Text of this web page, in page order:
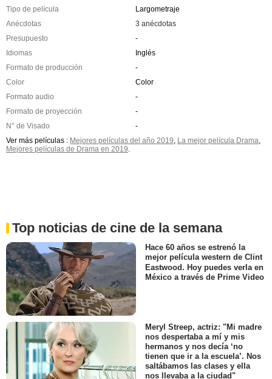
Tipo de película
Largometraje
Anécdotas
3 anécdotas
Presupuesto
-
Idiomas
Inglés
Formato de producción
-
Color
Color
Formato audio
-
Formato de proyección
-
N° de Visado
-
Ver más películas : Mejores películas del año 2019, La mejor película Drama,
Mejores películas de Drama en 2019.
Top noticias de cine de la semana
Hace 60 años se estrenó la
mejor película western de Clint
Eastwood. Hoy puedes verla en
México a través de Prime Video
Meryl Streep, actriz: "Mi madre
nos despertaba a mí y mis
hermanos y nos decía ‘no
tienen que ir a la escuela’. Nos
saltábamos las clases y ella
nos llevaba a la ciudad"